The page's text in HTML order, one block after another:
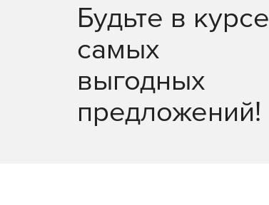
Будьте в курсе
самых
выгодных
предложений!